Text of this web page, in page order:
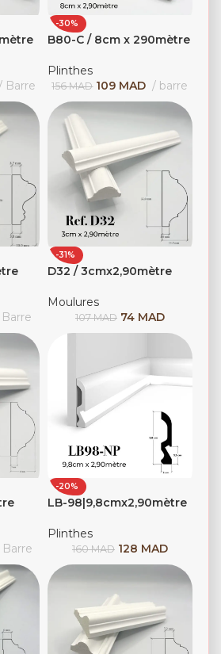
Barre
-30%
B80-C / 8cm x 290mètre
Plinthes
156MAD 109 MAD barre
Barre
-31%
D32 / 3cmx2,90mètre
Moulures
107MAD 74 MAD
Barre
-20%
LB-98|9,8cmx2,90mètre
Plinthes
160MAD 128 MAD